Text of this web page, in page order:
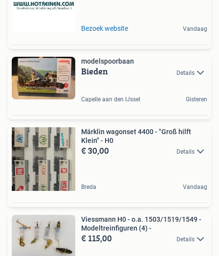
Bezoek website Vandaag
modelspoorbaan
Bieden Details
Capelle aan den IJssel Gisteren
Märklin wagonset 4400 - "Groß hilft
Klein" - H0
€ 30,00 Details
Breda Vandaag
Viessmann H0 - o.a. 1503/1519/1549 -
Modeltreinfiguren (4) -
€ 115,00 Details